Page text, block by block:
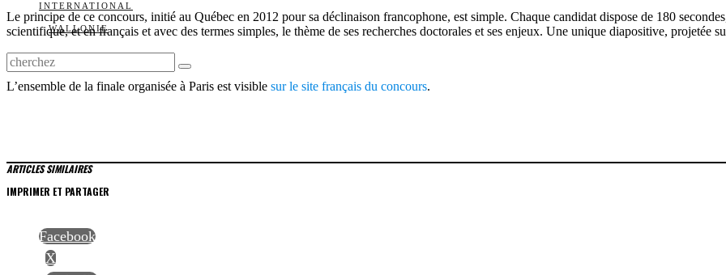
INTERNATIONAL
WALLONIE
Le principe de ce concours, initié au Québec en 2012 pour sa déclinaison francophone, est simple. Chaque candidat dispose de 180
scientifique, et en français et avec des termes simples, le thème de ses recherches doctorales et ses enjeux. Une unique diapositive, projetée
L’ensemble de la finale organisée à Paris est visible sur le site français du concours.
ARTICLES SIMILAIRES
IMPRIMER ET PARTAGER
Facebook
X